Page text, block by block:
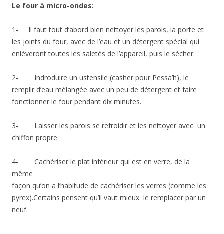
Le four à micro-ondes:
1- Il faut tout d’abord bien nettoyer les parois, la porte et
les joints du four, avec de l’eau et un détergent spécial qui
enlèveront toutes les saletés de l’appareil, puis le sécher.
2- Indroduire un ustensile (casher pour Pessa’h), le
remplir d’eau mélangée avec un peu de détergent et faire
fonctionner le four pendant dix minutes.
3- Laisser les parois se refroidir et les nettoyer avec un
chiffon propre.
4- Cachériser le plat inférieur qui est en verre, de la
même
façon qu’on a l’habitude de cachériser les verres (comme les
pyrex).Certains pensent qu’il vaut mieux le remplacer par un
neuf.